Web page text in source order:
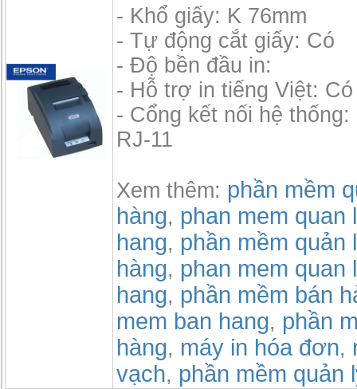
- Khổ giấy: K 76mm
- Tự động cắt giấy: Có
- Độ bền đầu in:
- Hỗ trợ in tiếng Việt: Có
- Cổng kết nối hệ thống:
RJ-11
Xem thêm: phần mềm
hàng, phan mem quan
hang, phần mềm quản
hàng, phan mem quan
hang, phần mềm bán
mem ban hang, phần
hàng, máy in hóa đơn,
vạch, phần mềm quản